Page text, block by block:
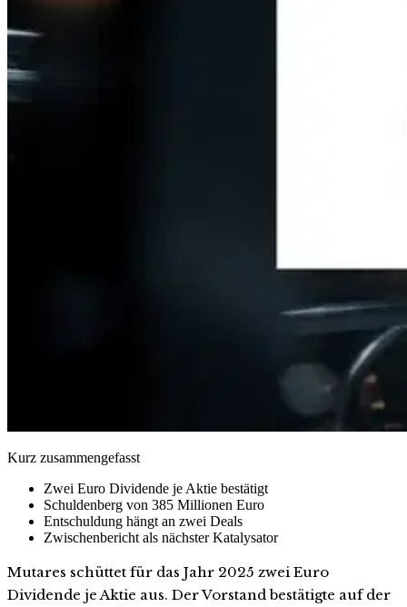
Kurz zusammengefasst
Zwei Euro Dividende je Aktie bestätigt
Schuldenberg von 385 Millionen Euro
Entschuldung hängt an zwei Deals
Zwischenbericht als nächster Katalysator
Mutares schüttet für das Jahr 2025 zwei Euro
Dividende je Aktie aus. Der Vorstand bestätigte auf der